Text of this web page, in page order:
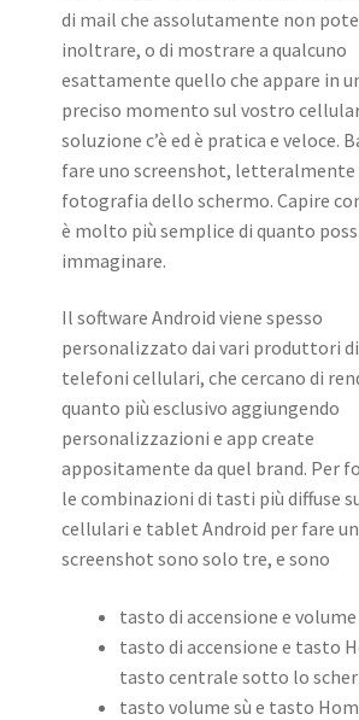
di mail che assolutamente non
inoltrare, o di mostrare a qualcuno
esattamente quello che appare in
preciso momento sul vostro
soluzione c’è ed è pratica e veloce.
fare uno screenshot, letteralmente
fotografia dello schermo. Capire
è molto più semplice di quanto
immaginare.
Il software Android viene spesso
personalizzato dai vari produttori di
telefoni cellulari, che cercano di
quanto più esclusivo aggiungendo
personalizzazioni e app create
appositamente da quel brand. Per
le combinazioni di tasti più diffuse
cellulari e tablet Android per fare
screenshot sono solo tre, e sono
tasto di accensione e
tasto di accensione e tasto
tasto centrale sotto lo
tasto volume sù e tasto